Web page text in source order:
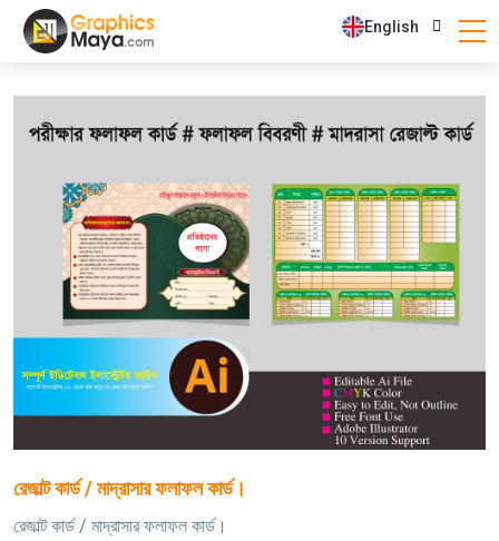
English
রেজাল্ট কার্ড / মাদ্রাসার ফলাফল কার্ড।
রেজাল্ট কার্ড / মাদ্রাসার ফলাফল কার্ড।